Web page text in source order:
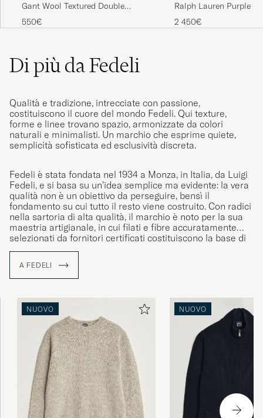
Gant Wool Textured Double
Breasted Blazer Black Brown
550€
Ralph Lauren Purple
Cashmere/Silk
Navy
2 450€
Di più da Fedeli
Qualità e tradizione, intrecciate con passione,
costituiscono il cuore del mondo Fedeli. Qui texture,
forme e linee trovano spazio, armonizzate da colori
naturali e minimalisti. Un marchio che esprime quiete,
semplicità sofisticata ed esclusività discreta.
Fedeli è stata fondata nel 1934 a Monza, in Italia, da Luigi
Fedeli, e si basa su un’idea semplice ma evidente: la vera
qualità non è un obiettivo da perseguire, bensì il
fondamento su cui tutto il resto viene costruito. Con radici
nella sartoria di alta qualità, il marchio è noto per la sua
maestria artigianale, in cui filati e fibre accuratamente
selezionati da fornitori certificati costituiscono la base di
ogni creazione. Tutta la produzione avviene con cura in
senza tempo di Fedeli.
A FEDELI
NUOVO NUOVO